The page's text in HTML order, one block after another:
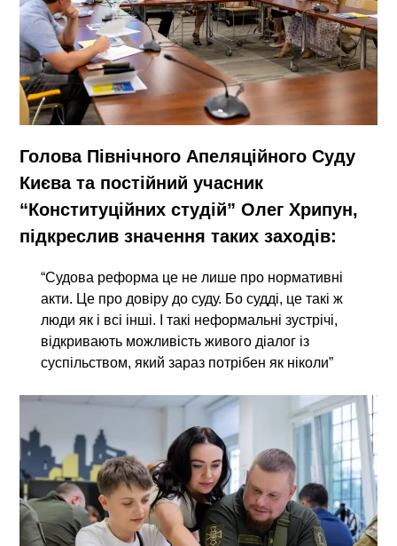
Голова Північного Апеляційного Суду
Києва та постійний учасник
“Конституційних студій” Олег Хрипун,
підкреслив значення таких заходів:
“Судова реформа це не лише про нормативні
акти. Це про довіру до суду. Бо судді, це такі ж
люди як і всі інші. І такі неформальні зустрічі,
відкривають можливість живого діалог із
суспільством, який зараз потрібен як ніколи”